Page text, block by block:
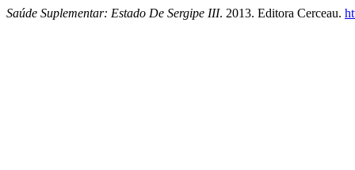
Saúde Suplementar: Estado De Sergipe III. 2013. Editora Cerceau.